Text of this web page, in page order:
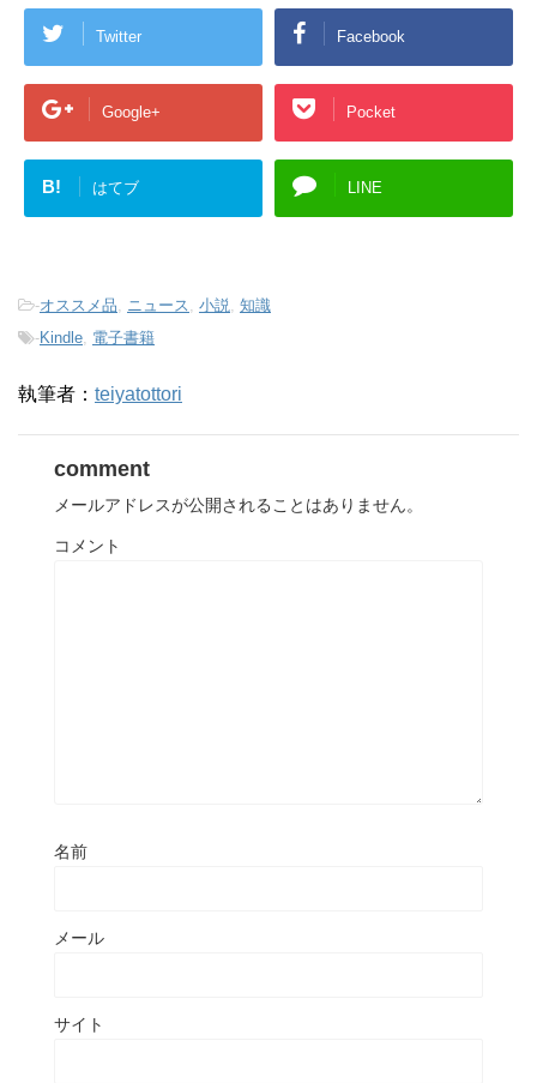
Twitter Facebook
Google+ Pocket
B! はてブ LINE
-オススメ品 ニュース 小説
知識
-Kindle 電子書籍
執筆者： teiyatottori
comment
メールアドレスが公開されることはありません。
コメント
名前
メール
サイト